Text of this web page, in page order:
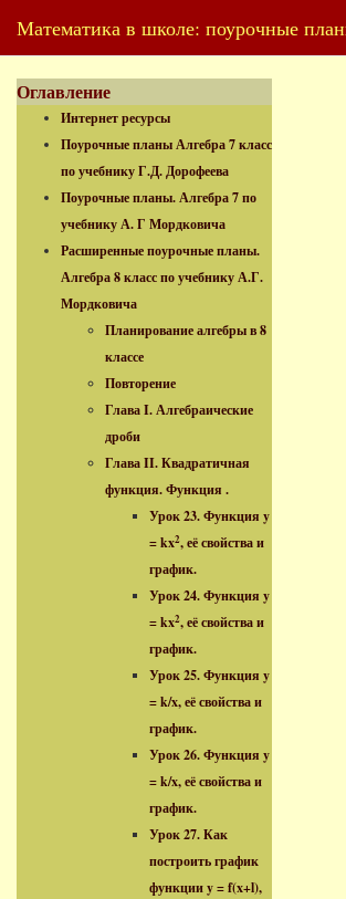
Математика в школе: поурочные
Оглавление
Интернет ресурсы
Поурочные планы Алгебра 7 класс
по учебнику Г.Д. Дорофеева
Поурочные планы. Алгебра 7 по
учебнику А. Г Мордковича
Расширенные поурочные планы.
Алгебра 8 класс по учебнику А.Г.
Мордковича
Планирование алгебры в 8
классе
Повторение
Глава I. Алгебраические
дроби
Глава II. Квадратичная
функция. Функция .
Урок 23. Функция y
= kx2, её свойства и
график.
Урок 24. Функция y
= kx2, её свойства и
график.
Урок 25. Функция y
= k/x, её свойства и
график.
Урок 26. Функция y
= k/x, её свойства и
график.
Урок 27. Как
построить график
функции y = f(x+l),